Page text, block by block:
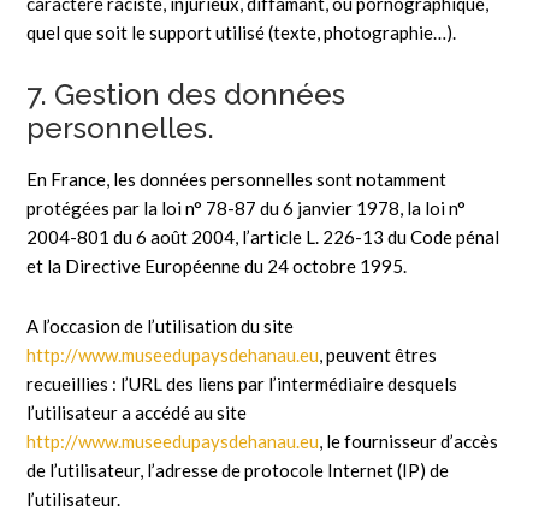
quel que soit le support utilisé (texte, photographie…).
7. Gestion des données
personnelles.
En France, les données personnelles sont notamment
protégées par la loi n° 78-87 du 6 janvier 1978, la loi n°
2004-801 du 6 août 2004, l’article L. 226-13 du Code pénal
et la Directive Européenne du 24 octobre 1995.
A l’occasion de l’utilisation du site
http://www.museedupaysdehanau.eu, peuvent êtres
recueillies : l’URL des liens par l’intermédiaire desquels
l’utilisateur a accédé au site
http://www.museedupaysdehanau.eu, le fournisseur d’accès
de l’utilisateur, l’adresse de protocole Internet (IP) de
l’utilisateur.